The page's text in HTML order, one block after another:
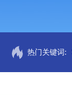
热门关键词: